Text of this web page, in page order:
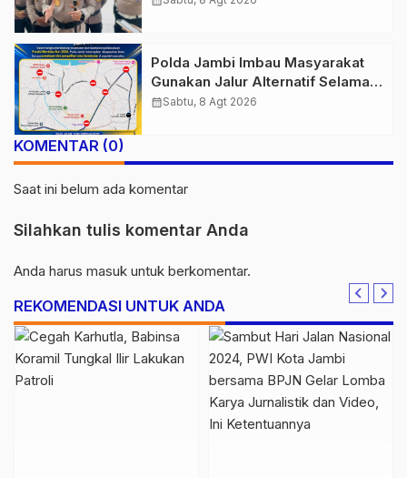
Polda Jambi Imbau Masyarakat
Gunakan Jalur Alternatif Selama
Pelaksanaan Presisi Merdeka Run
calendar_monthSabtu, 8 Agt 2026
KOMENTAR (0)
Saat ini belum ada komentar
Silahkan tulis komentar Anda
Anda harus masuk untuk berkomentar.
REKOMENDASI UNTUK ANDA